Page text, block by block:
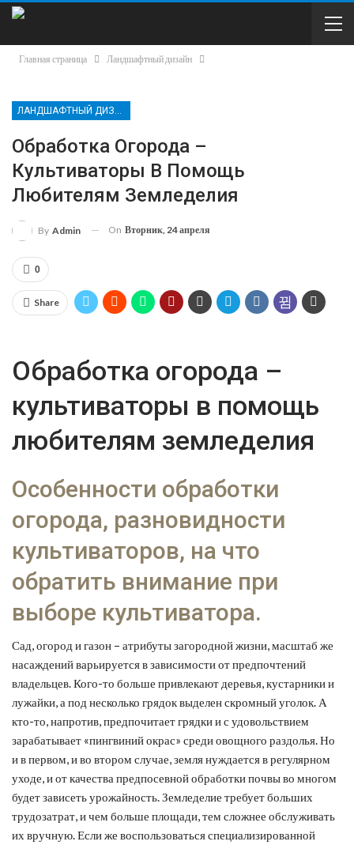
Главная страница Ландшафтный дизайн
Обработка Огорода –
Культиваторы В Помощь
Любителям Земледелия
By Admin On Вторник, 24 апреля
0
Share
Обработка огорода –
культиваторы в помощь
любителям земледелия
Особенности обработки
огорода, разновидности
культиваторов, на что
обратить внимание при
выборе культиватора.
Сад, огород и газон – атрибуты загородной жизни, масштаб же
насаждений варьируется в зависимости от предпочтений
владельцев. Кого-то больше привлекают деревья, кустарники и
лужайки, а под несколько грядок выделен скромный уголок. А
кто-то, напротив, предпочитает грядки и с удовольствием
зарабатывает «пингвиний окрас» среди овощного раздолья. Но
и в первом, и во втором случае, земля нуждается в регулярном
уходе, и от качества предпосевной обработки почвы во многом
будет зависеть урожайность. Земледелие требует больших
трудозатрат, и чем больше площади, тем сложнее обслуживать
их вручную. Если же воспользоваться специализированной